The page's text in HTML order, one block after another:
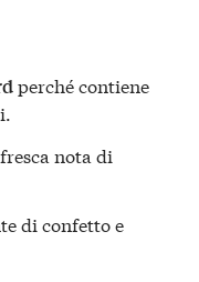
perché contiene
nota di
di confetto e